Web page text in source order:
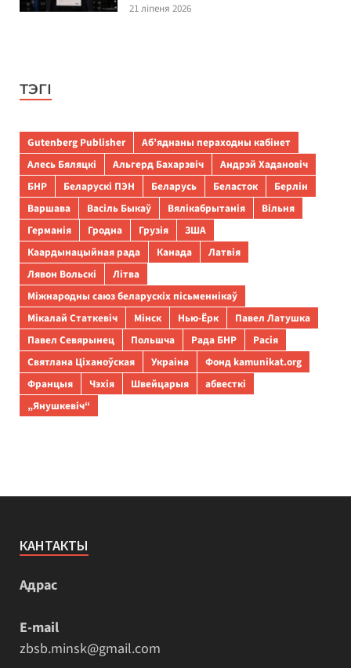
21 ліпеня 2026
ТЭГІ
Gutenberg Publisher
Аб’яднаны пераходны кабінет
Алесь Бяляцкі
Альгерд Бахарэвіч
Андрэй Хадановіч
БНР
Беларускі ПЭН Беларусь Беласток
Берлін
Варшава
Васіль Быкаў Вялікабрытанія
Вільня
Германія
Гродна Грузія
ЗША
Каардынацыйная рада
Канада
Латвія
Лявон Вольскі
Літва
Міжнародны саюз беларускіх пісьменнікаў
Мікалай Статкевіч
Мінск Нью-Ёрк
Павел Латушка
Павел Севярынец
Польшча Рада БНР
Расія
Святлана Ціханоўская
Украіна
Фонд kamunikat.org
Францыя
Чэхія Швейцарыя
абвесткі
„Янушкевіч“
КАНТАКТЫ
Адрас
E-mail
zbsb.minsk@gmail.com